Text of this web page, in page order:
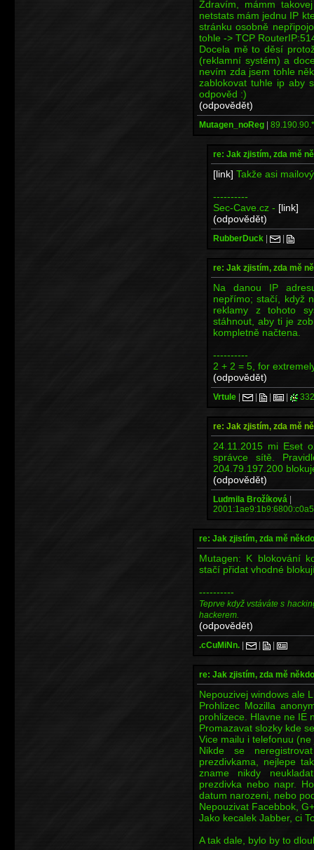
Zdravím, mámm
netstats mám jednu IP
stránku osobně
tohle -> TCP
Docela mě to děsí
(reklamní systém) a
nevím zda jsem tohle
zablokovat tuhle ip aby
odpověd :)
(odpovědět)
Mutagen_noReg | 89.190.90.*
re: Jak zjistím, zda mě
[link] Takže asi
----------
Sec-Cave.cz - [link]
(odpovědět)
RubberDuck | |
re: Jak zjistím, zda mě
Na danou IP
nepřímo; stačí, když
reklamy z tohoto
stáhnout, aby ti je
kompletně načtena.
----------
2 + 2 = 5, for
(odpovědět)
Vrtule | | | |
re: Jak zjistím, zda mě
24.11.2015 mi Eset
správce sítě.
204.79.197.200
(odpovědět)
Ludmila Brožíková |
re: Jak zjistím, zda mě
Mutagen: K blokování
stačí přidat vhodné
----------
Teprve když vstáváte s
hackerem.
(odpovědět)
.cCuMiNn. | | |
re: Jak zjistím, zda mě
Nepouzivej windows ale
Prohlizec Mozilla
prohlizece. Hlavne ne IE
Promazavat slozky kde
Vice mailu i telefonuu
Nikde se
prezdivkama, nejlepe
zname nikdy
prezdivka nebo napr.
datum narozeni, nebo
Nepouzivat Facebbok,
Jako kecalek Jabber, ci
A tak dale, bylo by to